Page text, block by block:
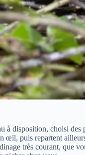
à disposition, choisi
œil, puis repartent
très courant, que